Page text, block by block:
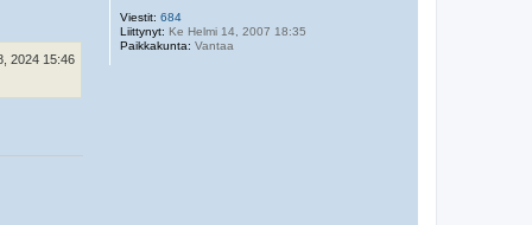
Viestit: 684
Liittynyt: Ke Helmi 14, 2007 18:35
Paikkakunta: Vantaa
2024 15:46